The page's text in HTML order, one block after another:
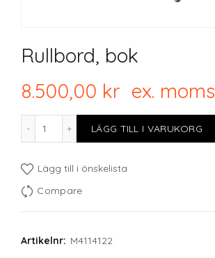
Rullbord, bok
8.500,00 kr ex. moms
Rullbord, bok mängd
LÄGG TILL I VARUKORG
Lägg till i önskelista
Compare
Artikelnr: M4114122